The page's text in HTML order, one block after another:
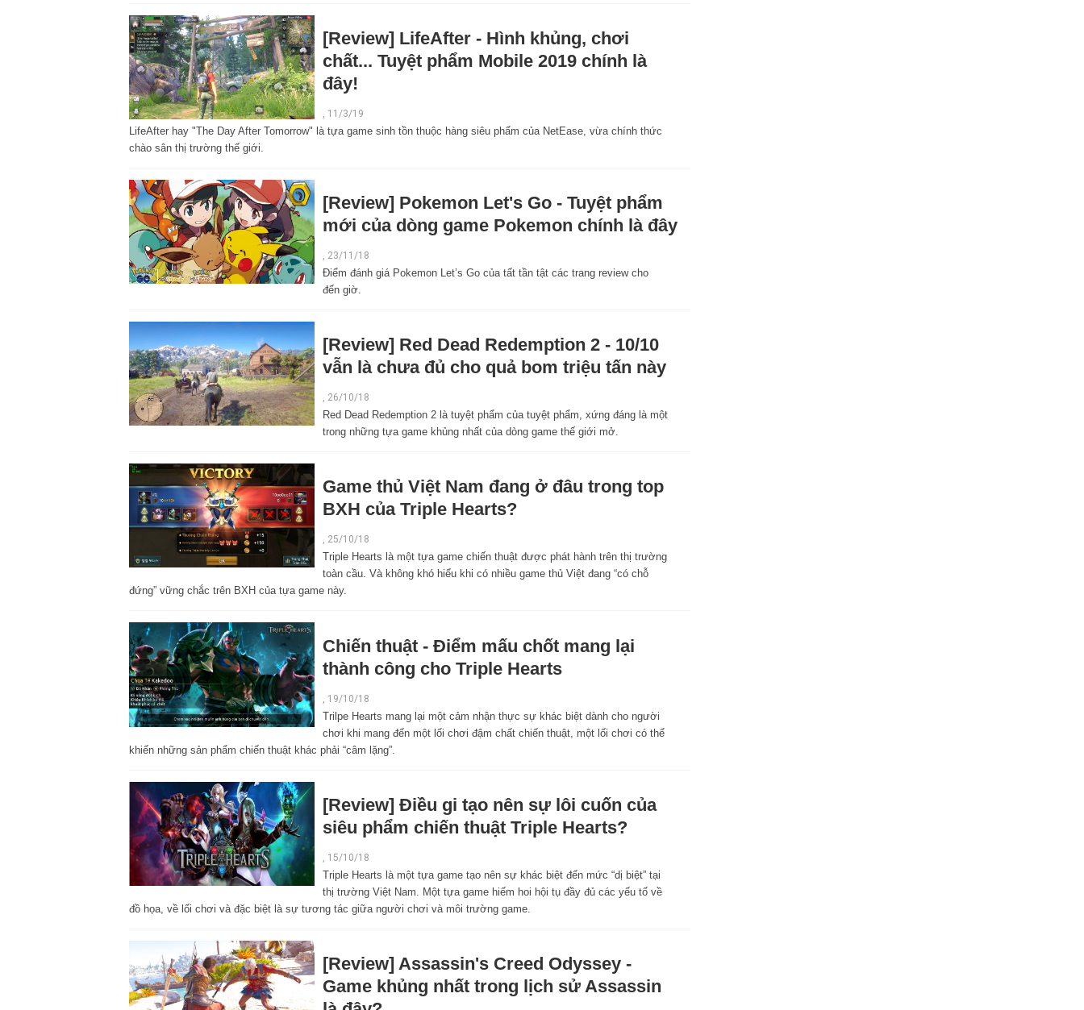
[Review] LifeAfter - Hình khủng, chơi
chất... Tuyệt phẩm Mobile 2019 chính là
đây!
11/3/19
LifeAfter hay "The Day After Tomorrow" là tựa game sinh tồn thuộc hàng siêu phẩm của NetEase, vừa chính thức
chào sân thị trường thế giới.
[Review] Pokemon Let's Go - Tuyệt phẩm
mới của dòng game Pokemon chính là đây
, 23/11/18
Điểm đánh giá Pokemon Let’s Go của tất tần tật các trang review cho
đến giờ.
[Review] Red Dead Redemption 2 - 10/10
vẫn là chưa đủ cho quả bom triệu tấn này
, 26/10/18
Red Dead Redemption 2 là tuyệt phẩm của tuyệt phẩm, xứng đáng là một
trong những tựa game khủng nhất của dòng game thế giới mở.
Game thủ Việt Nam đang ở đâu trong top
BXH của Triple Hearts?
, 25/10/18
Triple Hearts là một tựa game chiến thuật được phát hành trên thị trường
toàn cầu. Và không khó hiểu khi có nhiều game thủ Việt đang “có chỗ
đứng” vững chắc trên BXH của tựa game này.
Chiến thuật - Điểm mấu chốt mang lại
thành công cho Triple Hearts
19/10/18
Trilpe Hearts mang lại một cảm nhận thực sự khác biệt dành cho người
chơi khi mang đến một lối chơi đậm chất chiến thuật, một lối chơi có thể
khiến những sản phẩm chiến thuật khác phải “câm lặng”.
[Review] Điều gi tạo nên sự lôi cuốn của
siêu phẩm chiến thuật Triple Hearts?
, 15/10/18
Triple Hearts là một tựa game tạo nên sự khác biệt đến mức “dị biệt” tại
thị trường Việt Nam. Một tựa game hiếm hoi hội tụ đầy đủ các yếu tố về
đồ họa, về lối chơi và đặc biệt là sự tương tác giữa người chơi và môi trường game.
[Review] Assassin's Creed Odyssey -
Game khủng nhất trong lịch sử Assassin